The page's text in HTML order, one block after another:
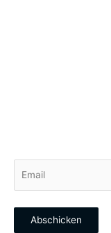
Abschicken